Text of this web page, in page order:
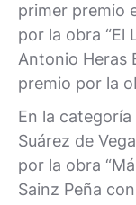
primer premio
por la obra “El
Antonio Heras
premio por la
En la
Suárez de
por la obra
Sainz Peña